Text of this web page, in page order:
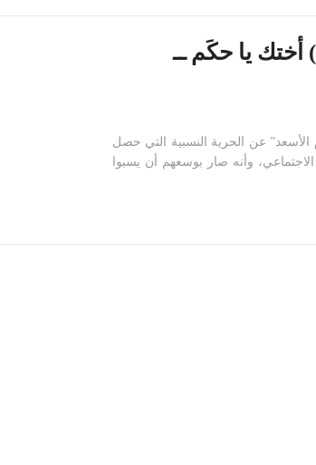
يا حكَم ــ
عن الحرية النسبية التي حصل
وأنه صار بوسعهم أن يسبوا